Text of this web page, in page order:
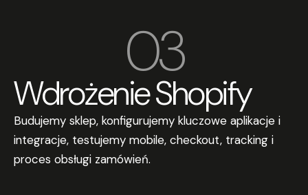
03
Wdrożenie Shopify
Budujemy sklep, konfigurujemy kluczowe aplikacje i
integracje, testujemy mobile, checkout, tracking i
proces obsługi zamówień.